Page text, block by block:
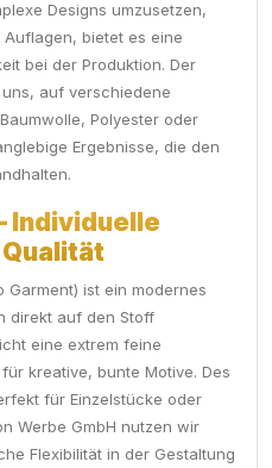
Designs umzusetzen,
bietet es eine
bei der Produktion. Der
auf verschiedene
Polyester oder
Ergebnisse, die den
Individuelle
Garment) ist ein modernes
direkt auf den Stoff
eine extrem feine
kreative, bunte Motive. Des
für Einzelstücke oder
Werbe GmbH nutzen wir
Flexibilität in der Gestaltung